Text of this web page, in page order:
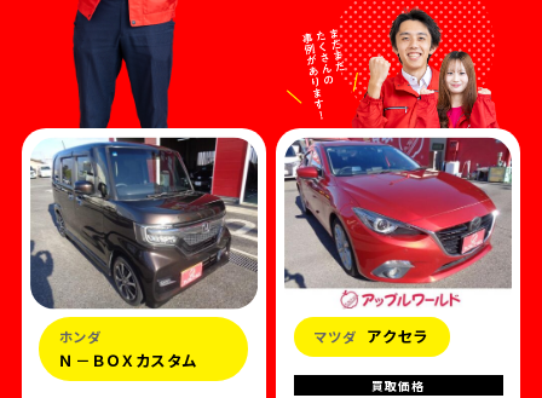
ホンダ
Ｎ－ＢＯＸカスタム
マツダ アクセラ
買取価格